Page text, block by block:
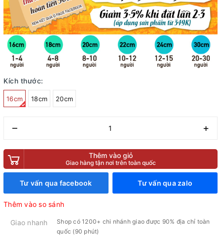
Kích thước:
16cm 18cm 20cm
– +
Thêm vào giỏ
Giao hàng tận nơi trên toàn quốc
Tư vấn qua facebook Tư vấn qua zalo
Thêm vào so sánh
Giao nhanh
Shop có 1200+ chi nhánh giao được 90% địa chỉ toàn
quốc (90 phút)